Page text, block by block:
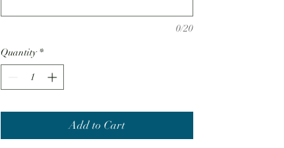
品番 ：PM-42
マテリアル ：Pt950 Diamond
Width : 2.5mm
指輪内面の刻印は仕上がりイメージです
0/20
Quantity *
Add to Cart